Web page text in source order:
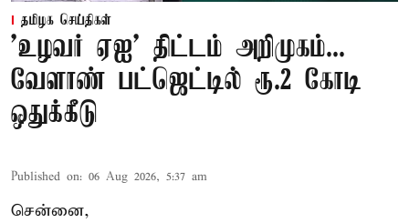
தமிழக செய்திகள்
'உழவர் ஏஐ' திட்டம் அறிமுகம்...
வேளாண் பட்ஜெட்டில் ரூ.2 கோடி
ஒதுக்கீடு
Published on: 06 Aug 2026, 5:37 am
சென்னை,